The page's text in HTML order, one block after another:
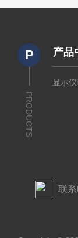
P
PRODUCTS
产品
显示
联